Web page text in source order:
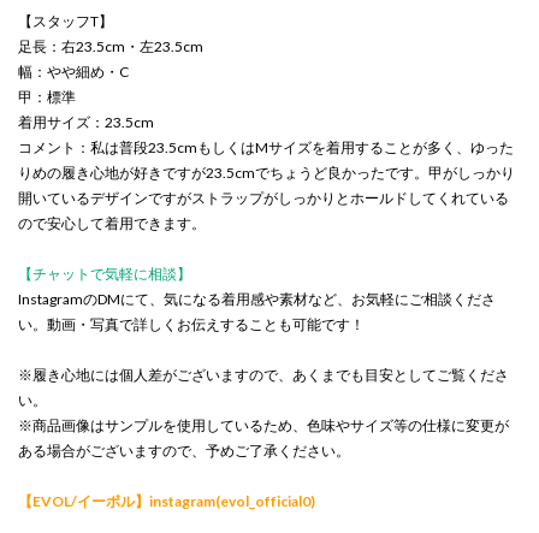
【スタッフT】
足長：右23.5cm・左23.5cm
幅：やや細め・C
甲：標準
着用サイズ：23.5cm
コメント：私は普段23.5cmもしくはMサイズを着用することが多く、ゆった
りめの履き心地が好きですが23.5cmでちょうど良かったです。甲がしっかり
開いているデザインですがストラップがしっかりとホールドしてくれている
ので安心して着用できます。
【チャットで気軽に相談】
InstagramのDMにて、気になる着用感や素材など、お気軽にご相談くださ
い。動画・写真で詳しくお伝えすることも可能です！
※履き心地には個人差がございますので、あくまでも目安としてご覧くださ
い。
※商品画像はサンプルを使用しているため、色味やサイズ等の仕様に変更が
ある場合がございますので、予めご了承ください。
【EVOL/イーボル】instagram(evol_official0)